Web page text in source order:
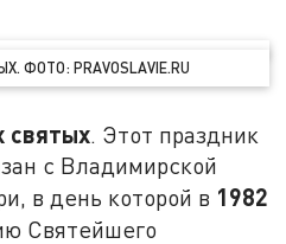
PRAVOSLAVIE.RU
святых. Этот праздник
с Владимирской
в день которой в 1982
Святейшего